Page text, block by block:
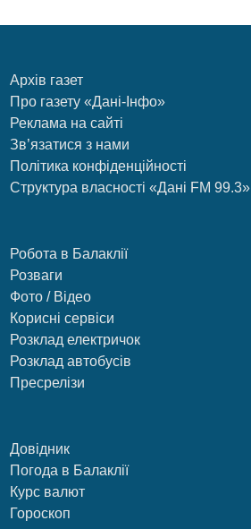
Архів газет
Про газету «Дані-Інфо»
Реклама на сайті
Зв’язатися з нами
Політика конфіденційності
Структура власності «Дані FM 99.3»
Робота в Балаклії
Розваги
Фото / Відео
Корисні сервіси
Розклад електричок
Розклад автобусів
Пресрелізи
Довідник
Погода в Балаклії
Курс валют
Гороскоп